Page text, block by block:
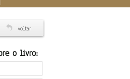
voltar
o livro: